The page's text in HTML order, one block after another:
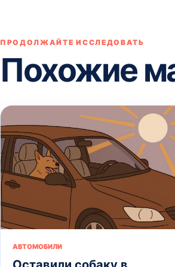
ПРОДОЛЖАЙТЕ ИССЛЕДОВАТЬ
Похожие
АВТОМОБИЛИ